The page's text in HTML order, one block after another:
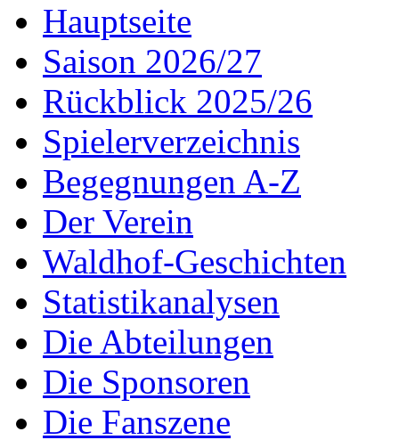
Hauptseite
Saison 2026/27
Rückblick 2025/26
Spielerverzeichnis
Begegnungen A-Z
Der Verein
Waldhof-Geschichten
Statistikanalysen
Die Abteilungen
Die Sponsoren
Die Fanszene